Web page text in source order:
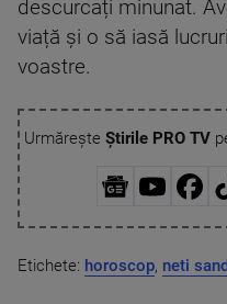
descurcați minunat.
viață și o să iasă
voastre.
Urmărește Știrile PRO TV
Etichete: horoscop, neti